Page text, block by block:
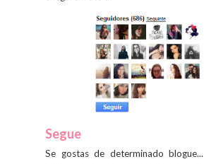
Segue
Se gostas de determinado blogue...